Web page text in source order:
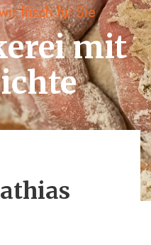
frisch für Sie
mit